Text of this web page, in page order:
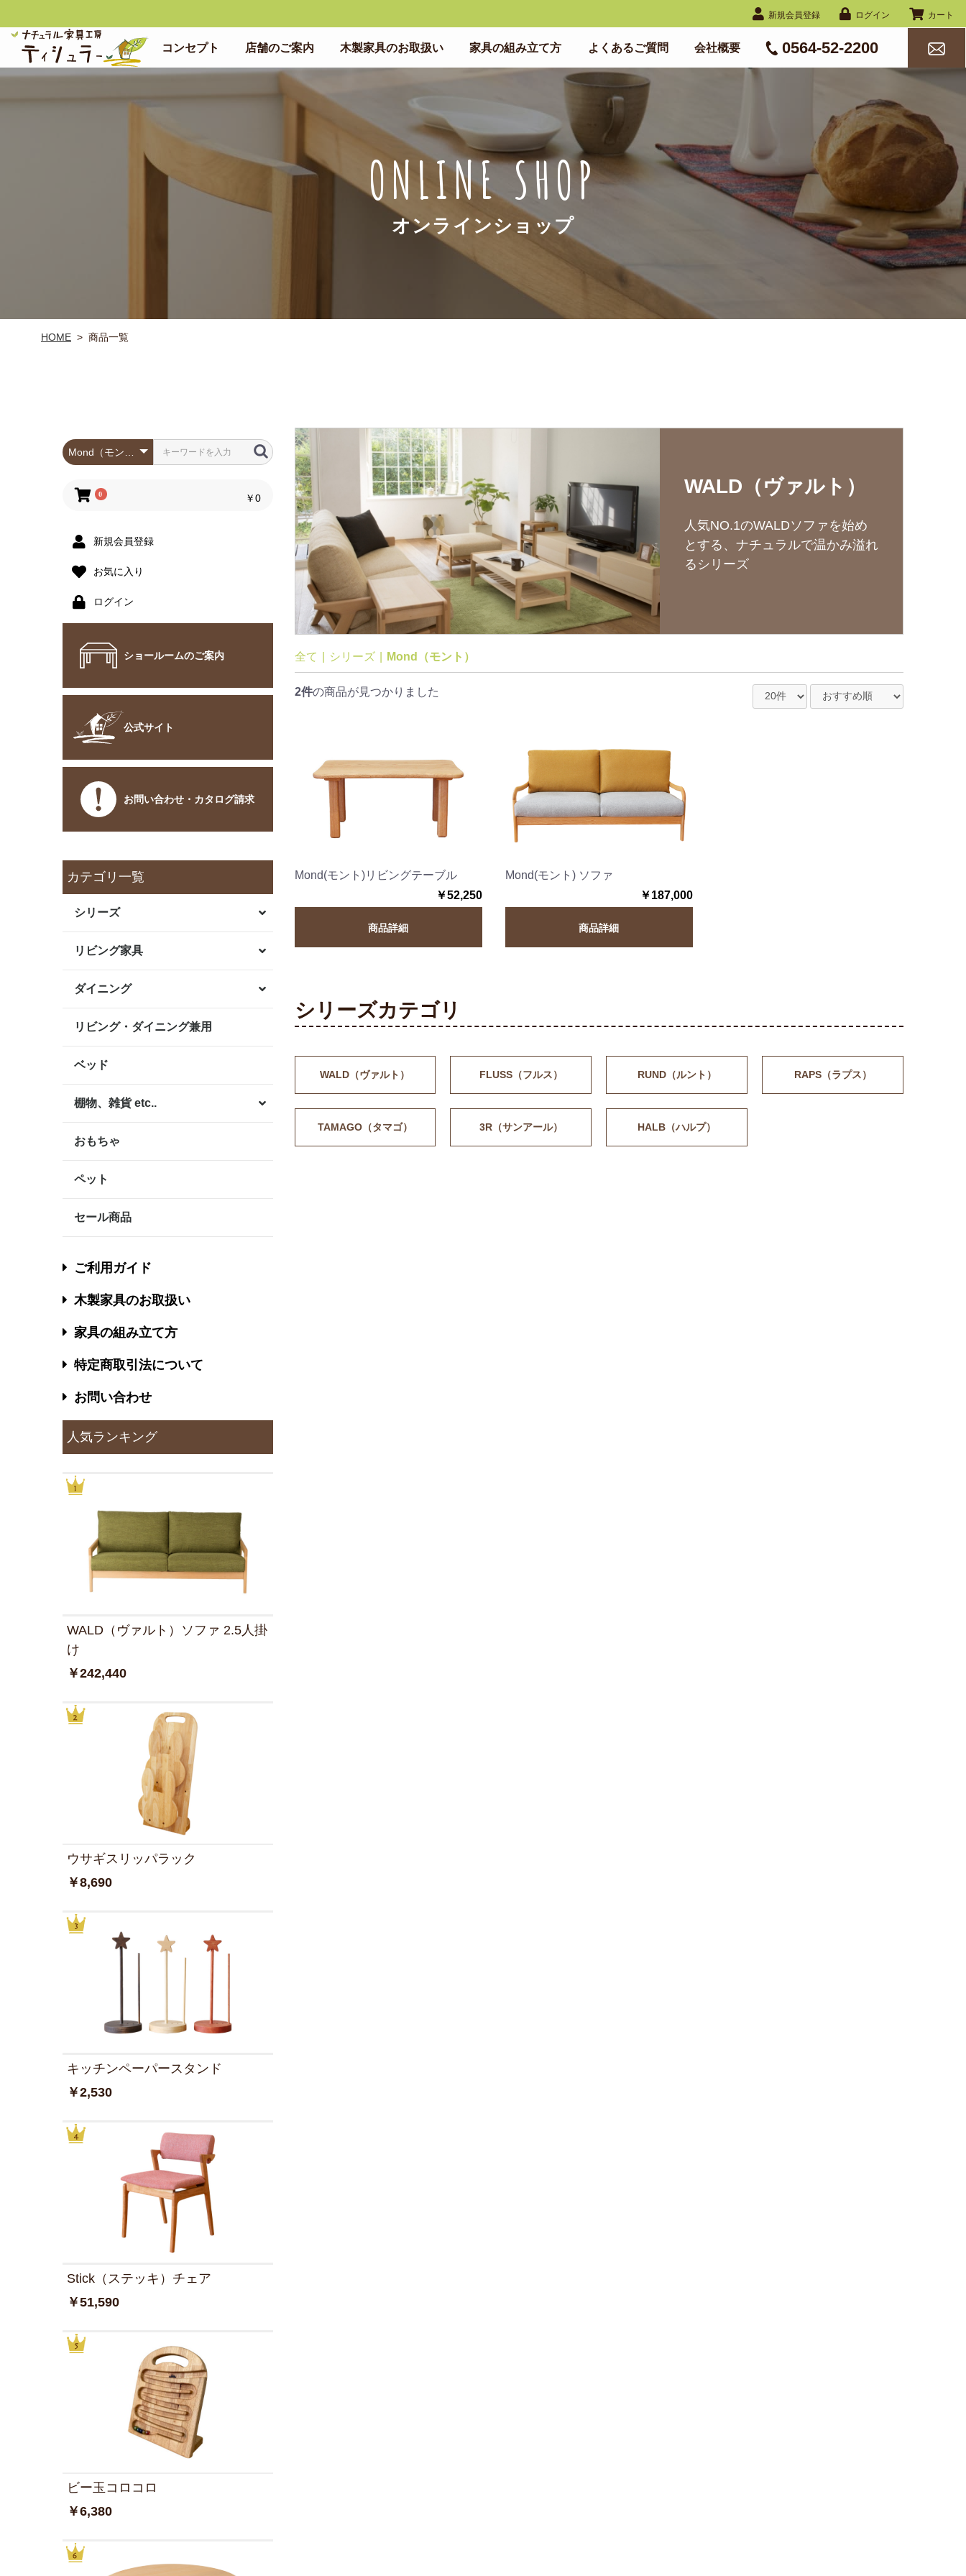
ONLINE SHOP
オンラインショップ
新規会員登録 ログイン カート
コンセプト 店舗のご案内 木製家具のお取扱い 家具の組み立て方 よくあるご質問 会社概要 0564-52-2200
HOME > 商品一覧
0 ￥0
新規会員登録
お気に入り
ログイン
ショールームのご案内
公式サイト
お問い合わせ・カタログ請求
カテゴリ一覧
シリーズ
リビング家具
ダイニング
リビング・ダイニング兼用
ベッド
棚物、雑貨 etc..
おもちゃ
ペット
セール商品
ご利用ガイド
木製家具のお取扱い
家具の組み立て方
特定商取引法について
お問い合わせ
人気ランキング
WALD（ヴァルト）ソファ 2.5人掛
け
￥242,440
ウサギスリッパラック
￥8,690
キッチンペーパースタンド
￥2,530
Stick（ステッキ）チェア
￥51,590
ビー玉コロコロ
￥6,380
WALD（ヴァルト）
人気NO.1のWALDソファを始め
とする、ナチュラルで温かみ溢れ
るシリーズ
全て シリーズ Mond（モント）
2件の商品が見つかりました
Mond(モント)リビングテーブル
￥52,250
商品詳細
Mond(モント) ソファ
￥187,000
商品詳細
シリーズカテゴリ
WALD（ヴァルト） FLUSS（フルス） RUND（ルント） RAPS（ラプス）
TAMAGO（タマゴ） 3R（サンアール） HALB（ハルプ）